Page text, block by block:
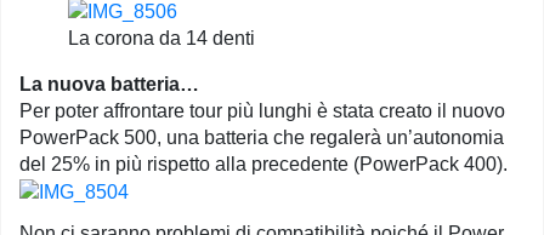
La corona da 14 denti
La nuova batteria…
Per poter affrontare tour più lunghi è stata creato il nuovo
PowerPack 500, una batteria che regalerà un’autonomia
del 25% in più rispetto alla precedente (PowerPack 400).